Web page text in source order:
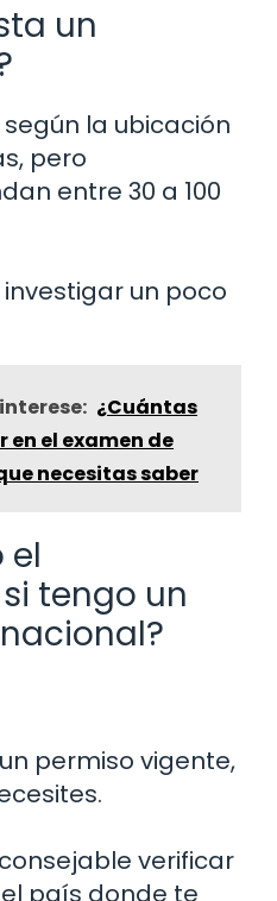
un
la ubicación
pero
entre 30 a 100
un poco
¿Cuántas
el examen de
necesitas saber
el
tengo un
permiso vigente,
verificar
país donde te